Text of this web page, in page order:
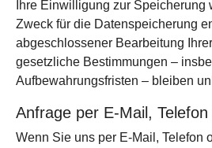
Ihre Einwilligung zur Speicherung
Zweck für die Datenspeicherung
abgeschlossener Bearbeitung
gesetzliche Bestimmungen –
Aufbewahrungsfristen – bleiben
Anfrage per E-Mail,
Wenn Sie uns per E-Mail, Telefon